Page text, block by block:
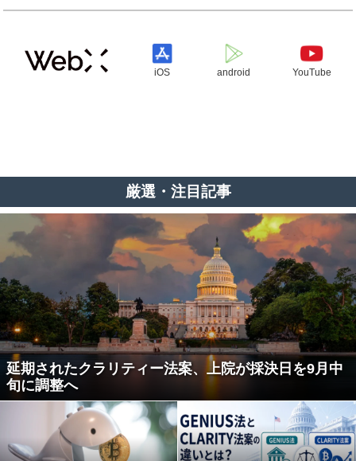
iOS android YouTube
厳選・注目記事
延期されたクラリティー法案、上院が採決日を9月中
旬に調整へ